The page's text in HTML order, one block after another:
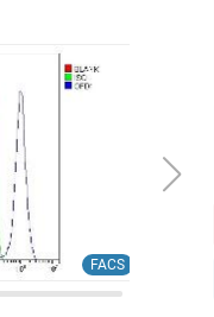
FACS